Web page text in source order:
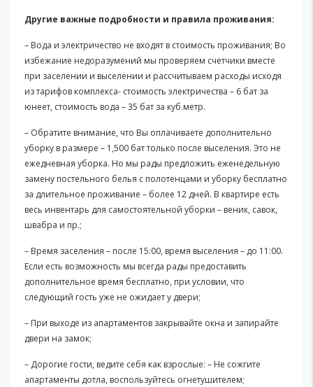
Другие важные подробности и правила проживания:
– Вода и электричество не входят в стоимость проживания; Во
избежание недоразумений мы проверяем счетчики вместе
при заселении и выселении и рассчитываем расходы исходя
из тарифов комплекса- стоимость электричества – 6 бат за
юнеет, стоимость вода – 35 бат за куб.метр.
– Обратите внимание, что Вы оплачиваете дополнительно
уборку в размере – 1,500 бат только после выселения. Это не
ежедневная уборка. Но мы рады предложить еженедельную
замену постельного белья с полотенцами и уборку бесплатно
за длительное проживание – более 12 дней. В квартире есть
весь инвентарь для самостоятельной уборки – веник, савок,
швабра и пр.;
– Время заселения – после 15:00, время выселения – до 11:00.
Если есть возможность мы всегда рады предоставить
дополнительное время бесплатно, при условии, что
следующий гость уже не ожидает у двери;
– При выходе из апартаментов закрывайте окна и запирайте
двери на замок;
– Дорогие гости, ведите себя как взрослые: – Не сожгите
апартаменты дотла, воспользуйтесь огнетушителем;